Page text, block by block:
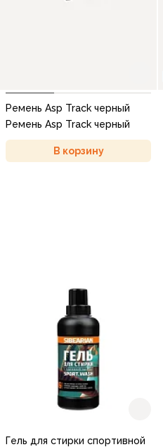
Ремень Asp Track черный
Ремень Asp Track черный
В корзину
Гель для стирки спортивной